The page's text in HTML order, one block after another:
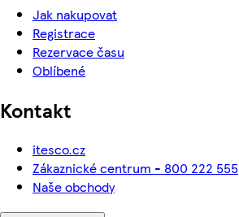
Jak nakupovat
Registrace
Rezervace času
Oblíbené
Kontakt
itesco.cz
Zákaznické centrum - 800 222 555
Naše obchody